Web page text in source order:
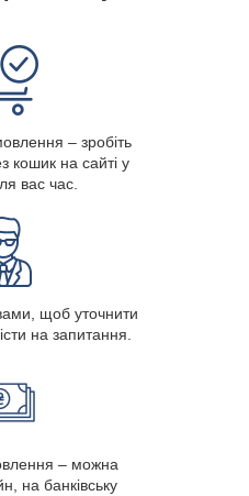
– зробіть
кошик на сайті у
вас час.
щоб уточнити
на запитання.
– можна
на банківську